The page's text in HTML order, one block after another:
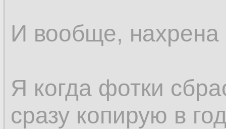
И вообще, нахрена
Я когда фотки
сразу копирую в